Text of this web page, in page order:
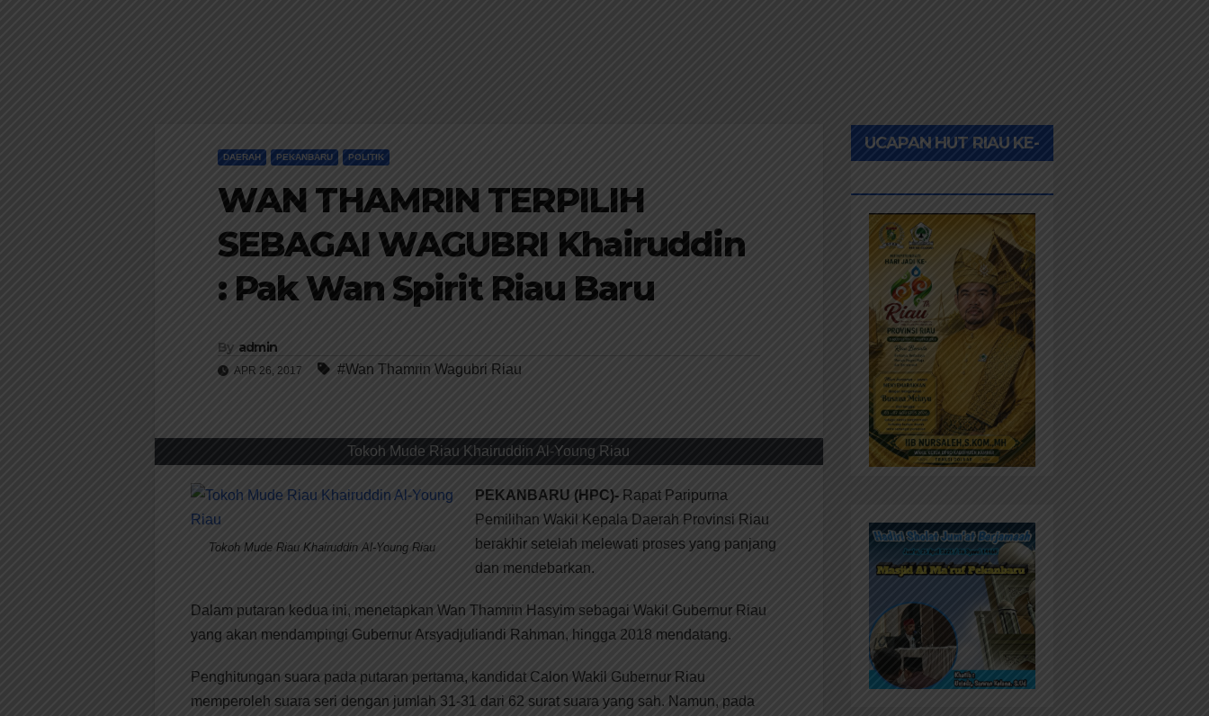
DAERAH PEKANBARU POLITIK
WAN THAMRIN TERPILIH
SEBAGAI WAGUBRI Khairuddin
: Pak Wan Spirit Riau Baru
By admin
APR 26, 2017 #Wan Thamrin Wagubri Riau
Tokoh Mude Riau Khairuddin Al-Young Riau
Tokoh Mude Riau Khairuddin Al-Young Riau
PEKANBARU (HPC)- Rapat Paripurna
Pemilihan Wakil Kepala Daerah Provinsi Riau
berakhir setelah melewati proses yang panjang
dan mendebarkan.
Dalam putaran kedua ini, menetapkan Wan Thamrin Hasyim sebagai Wakil Gubernur Riau
yang akan mendampingi Gubernur Arsyadjuliandi Rahman, hingga 2018 mendatang.
Penghitungan suara pada putaran pertama, kandidat Calon Wakil Gubernur Riau
memperoleh suara seri dengan jumlah 31-31 dari 62 surat suara yang sah. Namun, pada
UCAPAN HUT RIAU KE-